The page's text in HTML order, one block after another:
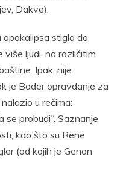
Dakve).
apokalipsa stigla do
ljudi, na različitim
Ipak, nije
je Bader opravdanje za
u rečima:
se probudi“. Saznanje
kao što su Rene
(od kojih je Genon